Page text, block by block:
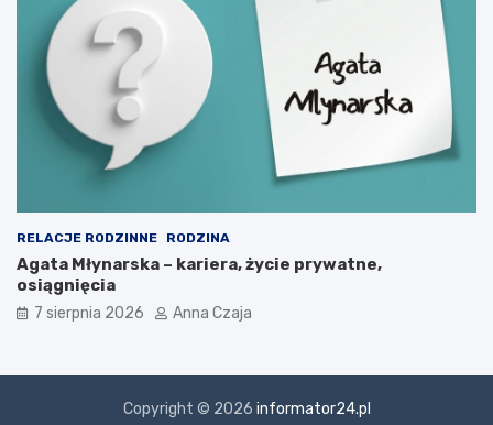
RELACJE RODZINNE RODZINA
Agata Młynarska – kariera, życie prywatne,
osiągnięcia
7 sierpnia 2026 Anna Czaja
Copyright © 2026 informator24.pl